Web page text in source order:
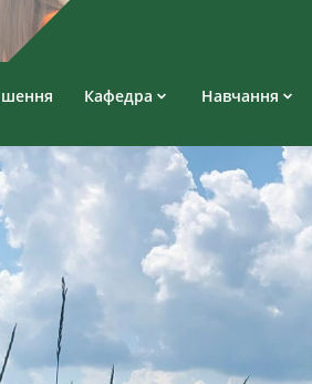
Кафедра Навчання